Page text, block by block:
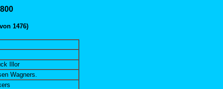
1476)
Illor
Wagners.